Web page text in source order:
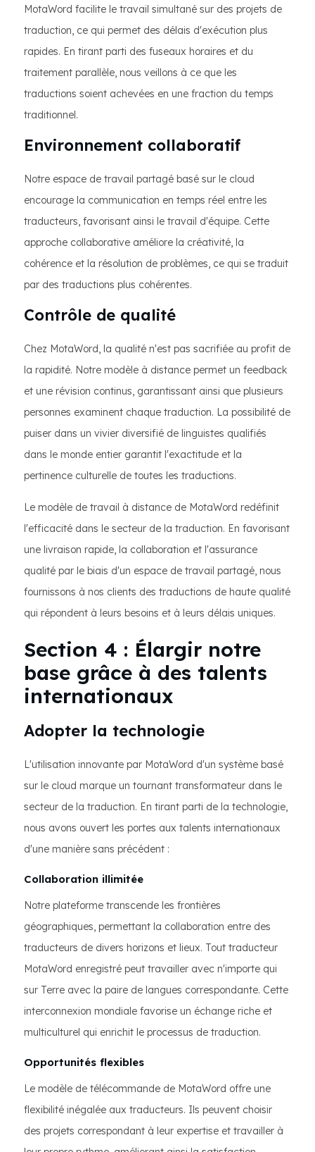
MotaWord facilite le travail simultané sur des projets de
traduction, ce qui permet des délais d'exécution plus
rapides. En tirant parti des fuseaux horaires et du
traitement parallèle, nous veillons à ce que les
traductions soient achevées en une fraction du temps
traditionnel.
Environnement collaboratif
Notre espace de travail partagé basé sur le cloud
encourage la communication en temps réel entre les
traducteurs, favorisant ainsi le travail d'équipe. Cette
approche collaborative améliore la créativité, la
cohérence et la résolution de problèmes, ce qui se traduit
par des traductions plus cohérentes.
Contrôle de qualité
Chez MotaWord, la qualité n'est pas sacrifiée au profit de
la rapidité. Notre modèle à distance permet un feedback
et une révision continus, garantissant ainsi que plusieurs
personnes examinent chaque traduction. La possibilité de
puiser dans un vivier diversifié de linguistes qualifiés
dans le monde entier garantit l'exactitude et la
pertinence culturelle de toutes les traductions.
Le modèle de travail à distance de MotaWord redéfinit
l'efficacité dans le secteur de la traduction. En favorisant
une livraison rapide, la collaboration et l'assurance
qualité par le biais d'un espace de travail partagé, nous
fournissons à nos clients des traductions de haute qualité
qui répondent à leurs besoins et à leurs délais uniques.
Section 4 : Élargir notre
base grâce à des talents
internationaux
Adopter la technologie
L'utilisation innovante par MotaWord d'un système basé
sur le cloud marque un tournant transformateur dans le
secteur de la traduction. En tirant parti de la technologie,
nous avons ouvert les portes aux talents internationaux
d'une manière sans précédent :
Collaboration illimitée
Notre plateforme transcende les frontières
géographiques, permettant la collaboration entre des
traducteurs de divers horizons et lieux. Tout traducteur
MotaWord enregistré peut travailler avec n'importe qui
sur Terre avec la paire de langues correspondante. Cette
interconnexion mondiale favorise un échange riche et
multiculturel qui enrichit le processus de traduction.
Opportunités flexibles
Le modèle de télécommande de MotaWord offre une
flexibilité inégalée aux traducteurs. Ils peuvent choisir
des projets correspondant à leur expertise et travailler à